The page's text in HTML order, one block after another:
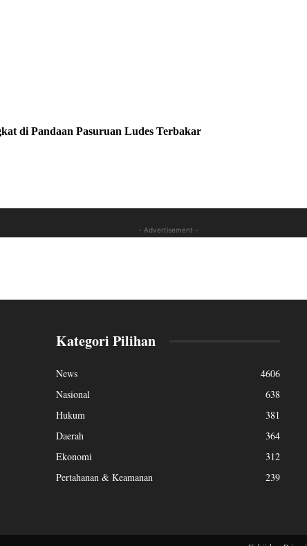
di Pandaan Pasuruan Ludes Terbakar
- Advertisement -
Kategori Pilihan
News
4606
Nasional
638
Hukum
381
Daerah
364
Ekonomi
312
Pertahanan & Keamanan
239